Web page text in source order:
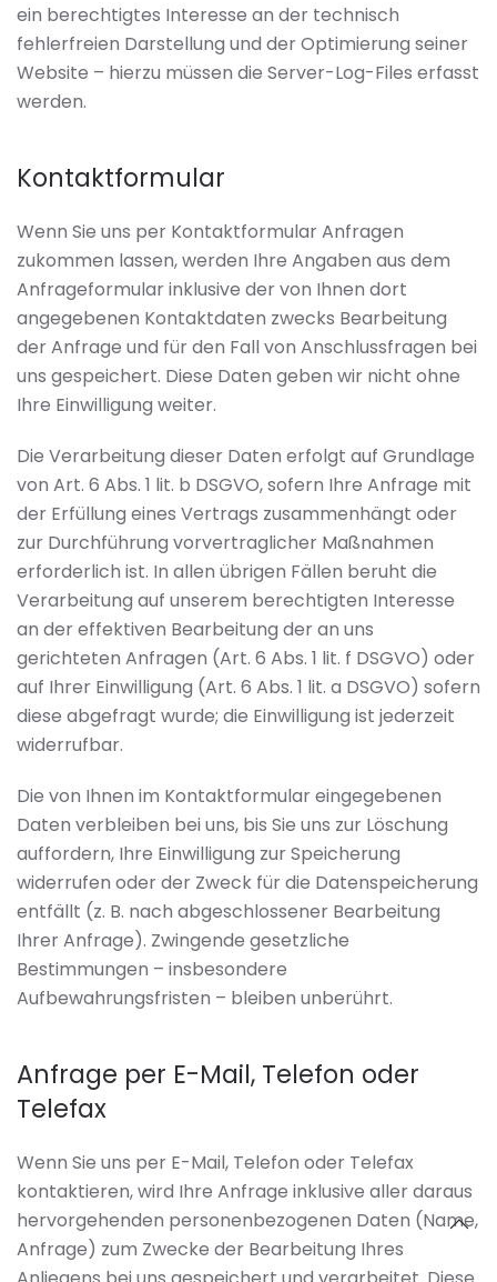
ein berechtigtes Interesse an der technisch
fehlerfreien Darstellung und der Optimierung seiner
Website – hierzu müssen die Server-Log-Files erfasst
werden.
Kontaktformular
Wenn Sie uns per Kontaktformular Anfragen
zukommen lassen, werden Ihre Angaben aus dem
Anfrageformular inklusive der von Ihnen dort
angegebenen Kontaktdaten zwecks Bearbeitung
der Anfrage und für den Fall von Anschlussfragen bei
uns gespeichert. Diese Daten geben wir nicht ohne
Ihre Einwilligung weiter.
Die Verarbeitung dieser Daten erfolgt auf Grundlage
von Art. 6 Abs. 1 lit. b DSGVO, sofern Ihre Anfrage mit
der Erfüllung eines Vertrags zusammenhängt oder
zur Durchführung vorvertraglicher Maßnahmen
erforderlich ist. In allen übrigen Fällen beruht die
Verarbeitung auf unserem berechtigten Interesse
an der effektiven Bearbeitung der an uns
gerichteten Anfragen (Art. 6 Abs. 1 lit. f DSGVO) oder
auf Ihrer Einwilligung (Art. 6 Abs. 1 lit. a DSGVO) sofern
diese abgefragt wurde; die Einwilligung ist jederzeit
widerrufbar.
Die von Ihnen im Kontaktformular eingegebenen
Daten verbleiben bei uns, bis Sie uns zur Löschung
auffordern, Ihre Einwilligung zur Speicherung
widerrufen oder der Zweck für die Datenspeicherung
entfällt (z. B. nach abgeschlossener Bearbeitung
Ihrer Anfrage). Zwingende gesetzliche
Bestimmungen – insbesondere
Aufbewahrungsfristen – bleiben unberührt.
Anfrage per E-Mail, Telefon oder
Telefax
Wenn Sie uns per E-Mail, Telefon oder Telefax
kontaktieren, wird Ihre Anfrage inklusive aller daraus
hervorgehenden personenbezogenen Daten (Name,
Anfrage) zum Zwecke der Bearbeitung Ihres